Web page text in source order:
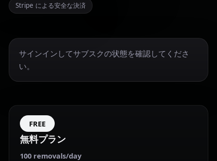
Stripe による安全な決済
サインインしてサブスクの状態を確認してくださ
い。
FREE
無料プラン
100 removals/day